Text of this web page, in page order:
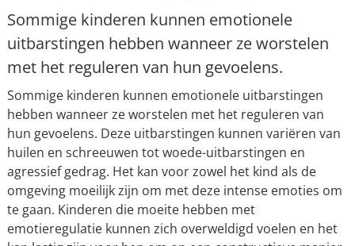
Sommige kinderen kunnen emotionele
uitbarstingen hebben wanneer ze worstelen
met het reguleren van hun gevoelens.
Sommige kinderen kunnen emotionele uitbarstingen
hebben wanneer ze worstelen met het reguleren van
hun gevoelens. Deze uitbarstingen kunnen variëren van
huilen en schreeuwen tot woede-uitbarstingen en
agressief gedrag. Het kan voor zowel het kind als de
omgeving moeilijk zijn om met deze intense emoties om
te gaan. Kinderen die moeite hebben met
emotieregulatie kunnen zich overweldigd voelen en het